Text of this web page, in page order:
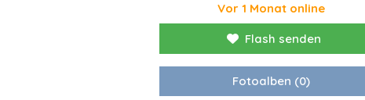
Vor 1 Monat online
Flash senden
Fotoalben (0)